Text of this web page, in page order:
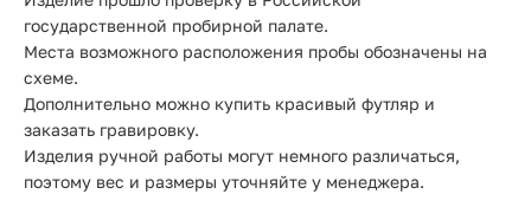
государственной пробирной палате.
Места возможного расположения пробы обозначены на
схеме.
Дополнительно можно купить красивый футляр и
заказать гравировку.
Изделия ручной работы могут немного различаться,
поэтому вес и размеры уточняйте у менеджера.